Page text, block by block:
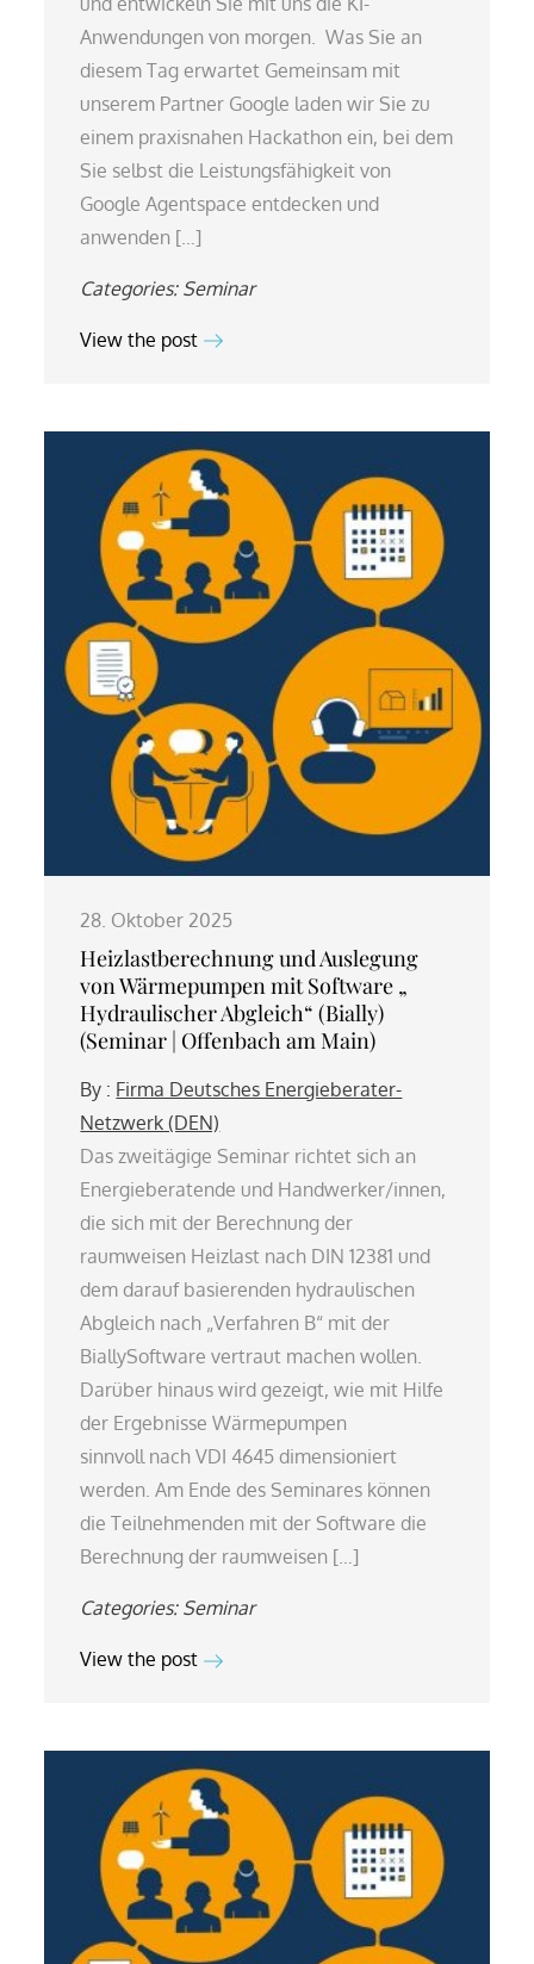
Anwendungen von morgen. Was Sie an
diesem Tag erwartet Gemeinsam mit
unserem Partner Google laden wir Sie zu
einem praxisnahen Hackathon ein, bei dem
Sie selbst die Leistungsfähigkeit von
Google Agentspace entdecken und
anwenden […]
Categories: Seminar
View the post
28. Oktober 2025
Heizlastberechnung und Auslegung
von Wärmepumpen mit Software „
Hydraulischer Abgleich“ (Bially)
(Seminar | Offenbach am Main)
By : Firma Deutsches Energieberater-
Netzwerk (DEN)
Das zweitägige Seminar richtet sich an
Energieberatende und Handwerker/innen,
die sich mit der Berechnung der
raumweisen Heizlast nach DIN 12381 und
dem darauf basierenden hydraulischen
Abgleich nach „Verfahren B“ mit der
BiallySoftware vertraut machen wollen.
Darüber hinaus wird gezeigt, wie mit Hilfe
der Ergebnisse Wärmepumpen
sinnvoll nach VDI 4645 dimensioniert
werden. Am Ende des Seminares können
die Teilnehmenden mit der Software die
Berechnung der raumweisen […]
Categories: Seminar
View the post